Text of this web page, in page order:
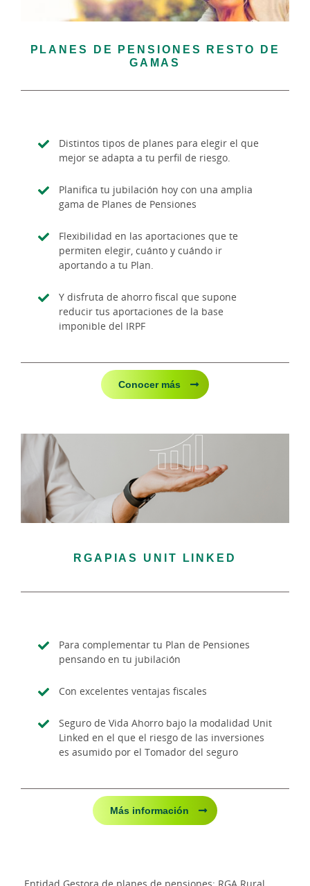
PLANES DE PENSIONES RESTO DE
GAMAS
Distintos tipos de planes para elegir el que
mejor se adapta a tu perfil de riesgo.
Planifica tu jubilación hoy con una amplia
gama de Planes de Pensiones
Flexibilidad en las aportaciones que te
permiten elegir, cuánto y cuándo ir
aportando a tu Plan.
Y disfruta de ahorro fiscal que supone
reducir tus aportaciones de la base
imponible del IRPF
Conocer más
RGAPIAS UNIT LINKED
Para complementar tu Plan de Pensiones
pensando en tu jubilación
Con excelentes ventajas fiscales
Seguro de Vida Ahorro bajo la modalidad Unit
Linked en el que el riesgo de las inversiones
es asumido por el Tomador del seguro
Más información